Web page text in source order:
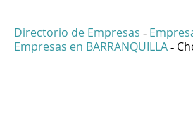
Directorio de Empresas -
Empresas en BARRANQUILLA -